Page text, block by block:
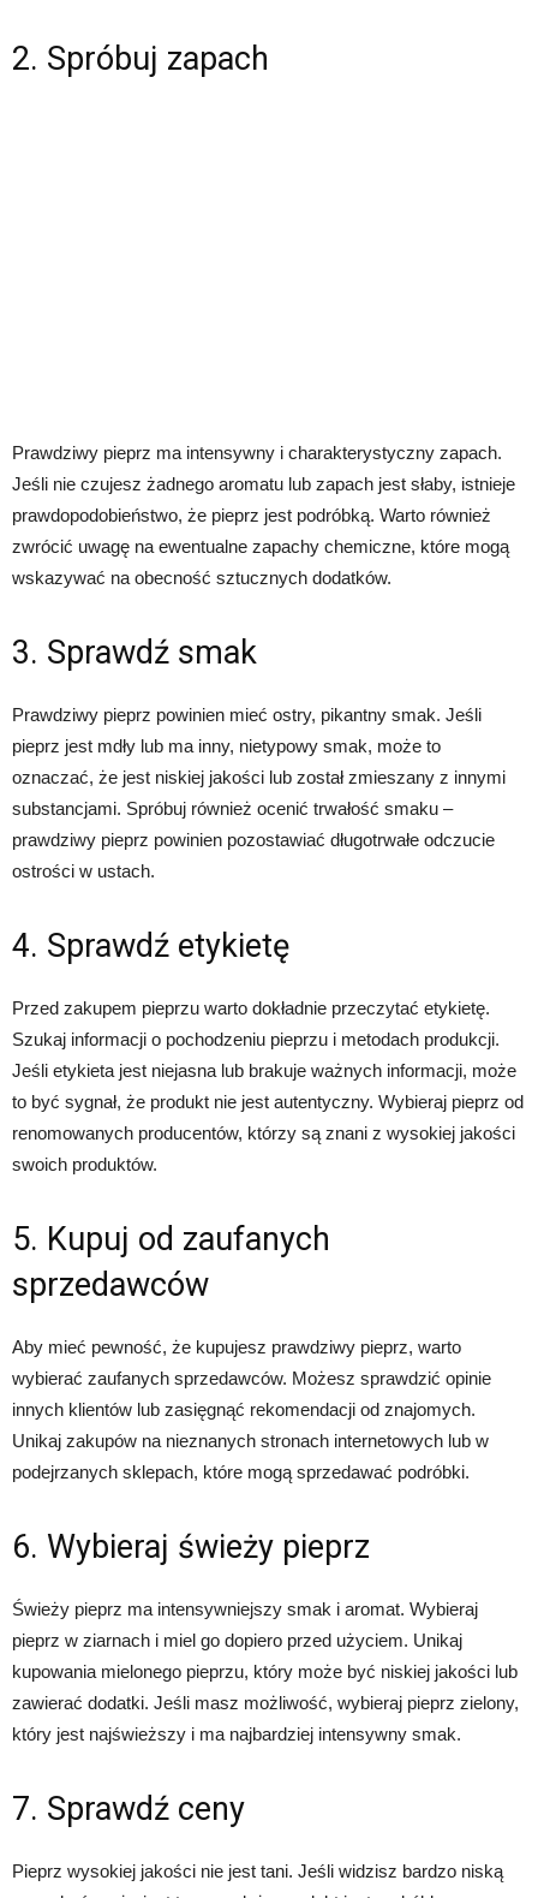
2. Spróbuj zapach
Prawdziwy pieprz ma intensywny i charakterystyczny zapach.
Jeśli nie czujesz żadnego aromatu lub zapach jest słaby, istnieje
prawdopodobieństwo, że pieprz jest podróbką. Warto również
zwrócić uwagę na ewentualne zapachy chemiczne, które mogą
wskazywać na obecność sztucznych dodatków.
3. Sprawdź smak
Prawdziwy pieprz powinien mieć ostry, pikantny smak. Jeśli
pieprz jest mdły lub ma inny, nietypowy smak, może to
oznaczać, że jest niskiej jakości lub został zmieszany z innymi
substancjami. Spróbuj również ocenić trwałość smaku –
prawdziwy pieprz powinien pozostawiać długotrwałe odczucie
ostrości w ustach.
4. Sprawdź etykietę
Przed zakupem pieprzu warto dokładnie przeczytać etykietę.
Szukaj informacji o pochodzeniu pieprzu i metodach produkcji.
Jeśli etykieta jest niejasna lub brakuje ważnych informacji, może
to być sygnał, że produkt nie jest autentyczny. Wybieraj pieprz od
renomowanych producentów, którzy są znani z wysokiej jakości
swoich produktów.
5. Kupuj od zaufanych
sprzedawców
Aby mieć pewność, że kupujesz prawdziwy pieprz, warto
wybierać zaufanych sprzedawców. Możesz sprawdzić opinie
innych klientów lub zasięgnąć rekomendacji od znajomych.
Unikaj zakupów na nieznanych stronach internetowych lub w
podejrzanych sklepach, które mogą sprzedawać podróbki.
6. Wybieraj świeży pieprz
Świeży pieprz ma intensywniejszy smak i aromat. Wybieraj
pieprz w ziarnach i miel go dopiero przed użyciem. Unikaj
kupowania mielonego pieprzu, który może być niskiej jakości lub
zawierać dodatki. Jeśli masz możliwość, wybieraj pieprz zielony,
który jest najświeższy i ma najbardziej intensywny smak.
7. Sprawdź ceny
Pieprz wysokiej jakości nie jest tani. Jeśli widzisz bardzo niską